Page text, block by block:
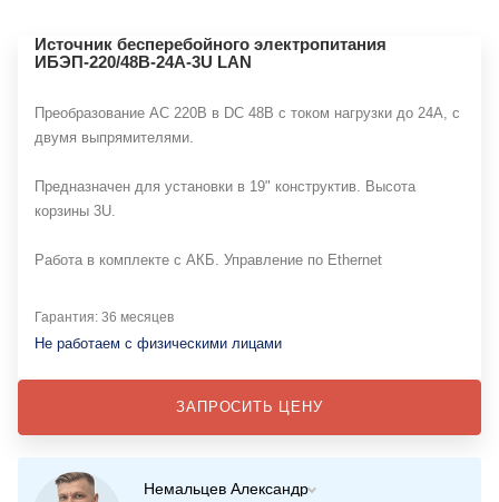
Источник бесперебойного электропитания
ИБЭП-220/48B-24A-3U LAN
Преобразование АС 220В в DC 48В с током нагрузки до 24А, с
двумя выпрямителями.
Предназначен для установки в 19" конструктив. Высота
корзины 3U.
Работа в комплекте с АКБ. Управление по Ethernet
Гарантия: 36 месяцев
Не работаем с физическими лицами
ЗАПРОСИТЬ ЦЕНУ
Немальцев Александр